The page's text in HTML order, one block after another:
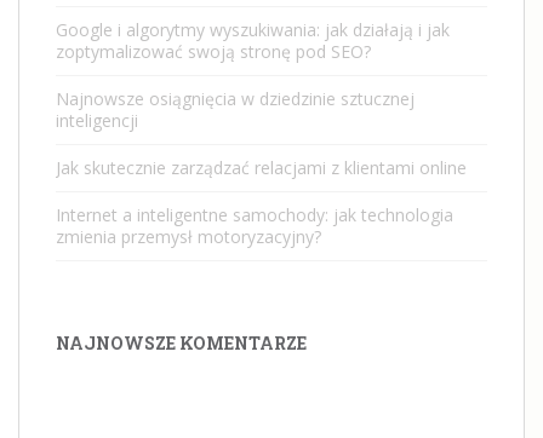
Google i algorytmy wyszukiwania: jak działają i jak
zoptymalizować swoją stronę pod SEO?
Najnowsze osiągnięcia w dziedzinie sztucznej
inteligencji
Jak skutecznie zarządzać relacjami z klientami online
Internet a inteligentne samochody: jak technologia
zmienia przemysł motoryzacyjny?
NAJNOWSZE KOMENTARZE